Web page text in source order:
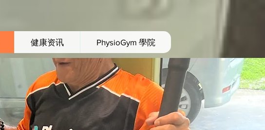
健康资讯 PhysioGym 學院